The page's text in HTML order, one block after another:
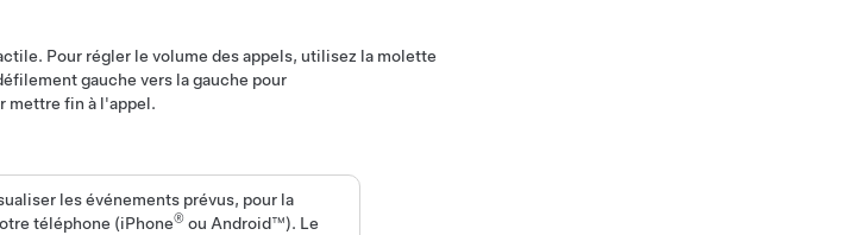
Pour régler le volume des appels, utilisez la molette
gauche vers la gauche pour
mettre fin à l'appel.
les événements prévus, pour la
téléphone (iPhone®ou Android™). Le